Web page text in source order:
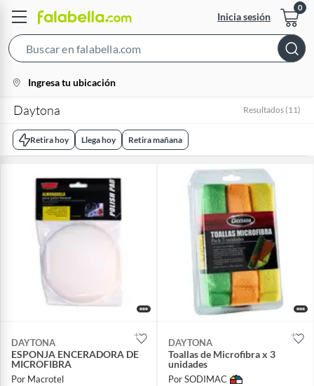
Inicia sesión
Bar
location-
icon
Ingresa tu ubicación
Daytona Resultados (11)
Retira hoy Llega hoy Retira mañana
DAYTONA
ESPONJA ENCERADORA DE
MICROFIBRA
Por Macrotel
DAYTONA
Toallas de Microfibra x 3
unidades
Por SODIMAC